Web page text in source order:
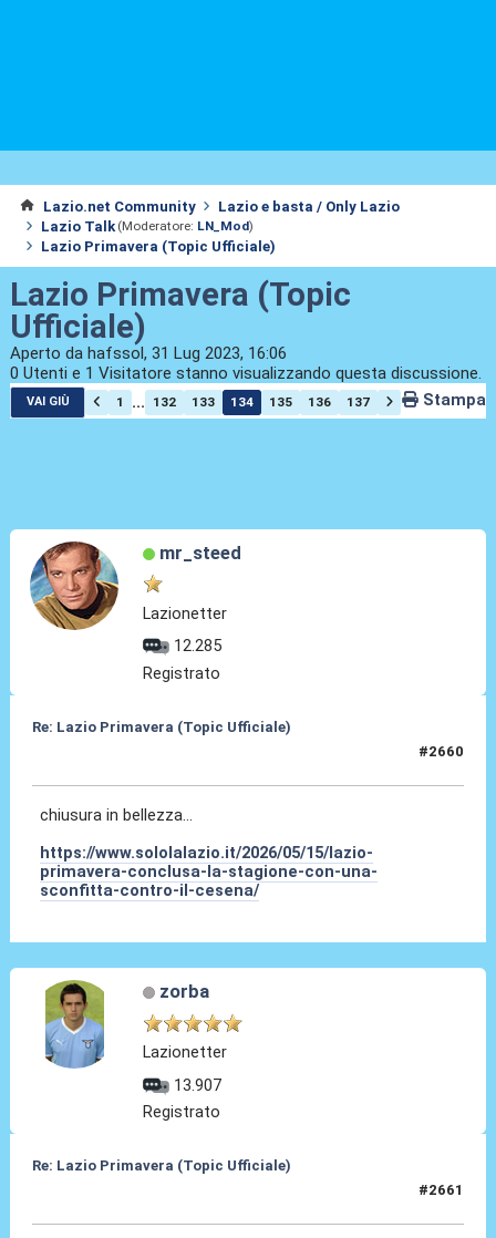
Lazio.net Community
Lazio e basta / Only Lazio
Lazio Talk (Moderatore: LN_Mod)
Lazio Primavera (Topic Ufficiale)
Lazio Primavera (Topic
Ufficiale)
Aperto da hafssol, 31 Lug 2023, 16:06
0 Utenti e 1 Visitatore stanno visualizzando questa discussione.
VAI GIÙ 1 ... 132 133 134 135 136 137 Stampa
mr_steed
Lazionetter
12.285
Registrato
Re: Lazio Primavera (Topic Ufficiale)
#2660
chiusura in bellezza...
https://www.sololalazio.it/2026/05/15/lazio-
primavera-conclusa-la-stagione-con-una-
sconfitta-contro-il-cesena/
zorba
Lazionetter
13.907
Registrato
Re: Lazio Primavera (Topic Ufficiale)
#2661